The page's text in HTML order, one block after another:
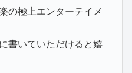
の極上エンターテイメ
書いていただけると嬉